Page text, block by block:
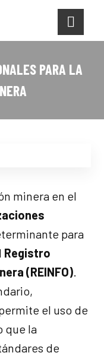
PARA LA
minera en el
para
Registro
(REINFO).
el uso de
que la
de